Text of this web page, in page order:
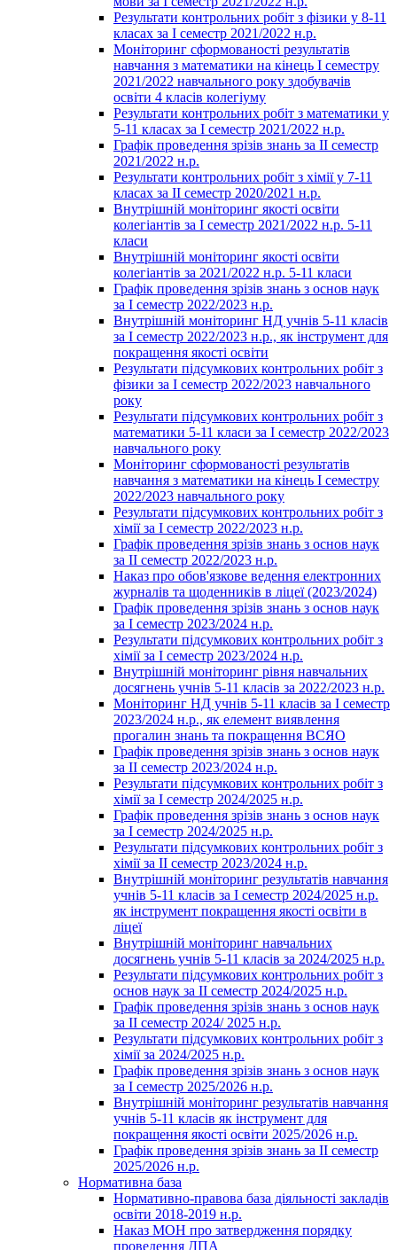
Результати контрольних робіт з фізики у 8-11
класах за І семестр 2021/2022 н.р.
Моніторинг сформованості результатів
навчання з математики на кінець І семестру
2021/2022 навчального року здобувачів
освіти 4 класів колегіуму
Результати контрольних робіт з математики у
5-11 класах за І семестр 2021/2022 н.р.
Графік проведення зрізів знань за ІІ семестр
2021/2022 н.р.
Результати контрольних робіт з хімії у 7-11
класах за ІІ семестр 2020/2021 н.р.
Внутрішній моніторинг якості освіти
колегіантів за І семестр 2021/2022 н.р. 5-11
класи
Внутрішній моніторинг якості освіти
колегіантів за 2021/2022 н.р. 5-11 класи
Графік проведення зрізів знань з основ наук
за І семестр 2022/2023 н.р.
Внутрішній моніторинг НД учнів 5-11 класів
за І семестр 2022/2023 н.р., як інструмент для
покращення якості освіти
Результати підсумкових контрольних робіт з
фізики за І семестр 2022/2023 навчального
року
Результати підсумкових контрольних робіт з
математики 5-11 класи за І семестр 2022/2023
навчального року
Моніторинг сформованості результатів
навчання з математики на кінець І семестру
2022/2023 навчального року
Результати підсумкових контрольних робіт з
хімії за І семестр 2022/2023 н.р.
Графік проведення зрізів знань з основ наук
за ІІ семестр 2022/2023 н.р.
Наказ про обов'язкове ведення електронних
журналів та щоденників в ліцеї (2023/2024)
Графік проведення зрізів знань з основ наук
за І семестр 2023/2024 н.р.
Результати підсумкових контрольних робіт з
хімії за І семестр 2023/2024 н.р.
Внутрішній моніторинг рівня навчальних
досягнень учнів 5-11 класів за 2022/2023 н.р.
Моніторинг НД учнів 5-11 класів за І семестр
2023/2024 н.р., як елемент виявлення
прогалин знань та покращення ВСЯО
Графік проведення зрізів знань з основ наук
за ІІ семестр 2023/2024 н.р.
Результати підсумкових контрольних робіт з
хімії за І семестр 2024/2025 н.р.
Графік проведення зрізів знань з основ наук
за І семестр 2024/2025 н.р.
Результати підсумкових контрольних робіт з
хімії за ІІ семестр 2023/2024 н.р.
Внутрішній моніторинг результатів навчання
учнів 5-11 класів за І семестр 2024/2025 н.р.
як інструмент покращення якості освіти в
ліцеї
Внутрішній моніторинг навчальних
досягнень учнів 5-11 класів за 2024/2025 н.р.
Результати підсумкових контрольних робіт з
основ наук за ІІ семестр 2024/2025 н.р.
Графік проведення зрізів знань з основ наук
за ІІ семестр 2024/ 2025 н.р.
Результати підсумкових контрольних робіт з
хімії за 2024/2025 н.р.
Графік проведення зрізів знань з основ наук
за І семестр 2025/2026 н.р.
Внутрішній моніторинг результатів навчання
учнів 5-11 класів як інструмент для
покращення якості освіти 2025/2026 н.р.
Графік проведення зрізів знань за ІІ семестр
2025/2026 н.р.
Нормативна база
Нормативно-правова база діяльності закладів
освіти 2018-2019 н.р.
Наказ МОН про затвердження порядку
проведення ДПА